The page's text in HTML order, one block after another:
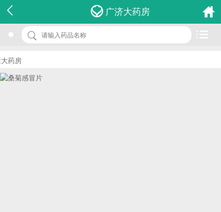
广济大药房
房
名 称：桑菊感冒片
品 牌：(中族)
价 格：￥5.50